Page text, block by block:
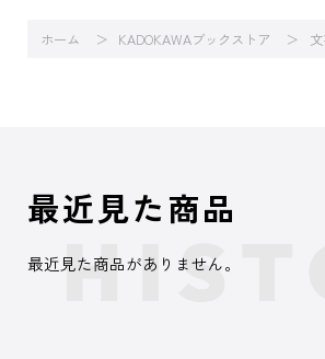
ホーム KADOKAWAブックストア
最近見た商品
最近見た商品がありません。